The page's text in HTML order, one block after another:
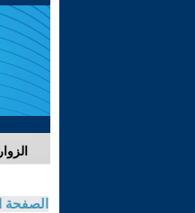
الزوار
الصفحة